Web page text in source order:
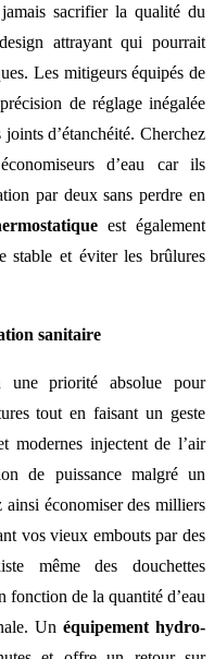
sacrifier la qualité du
attrayant qui pourrait
Les mitigeurs équipés de
de réglage inégalée
d’étanchéité. Cherchez
d’eau car ils
par deux sans perdre en
est également
stable et éviter les brûlures
sanitaire
une priorité absolue pour
tout en faisant un geste
modernes injectent de l’air
de puissance malgré un
économiser des milliers
vos vieux embouts par des
même des douchettes
fonction de la quantité d’eau
Unéquipement hydro-